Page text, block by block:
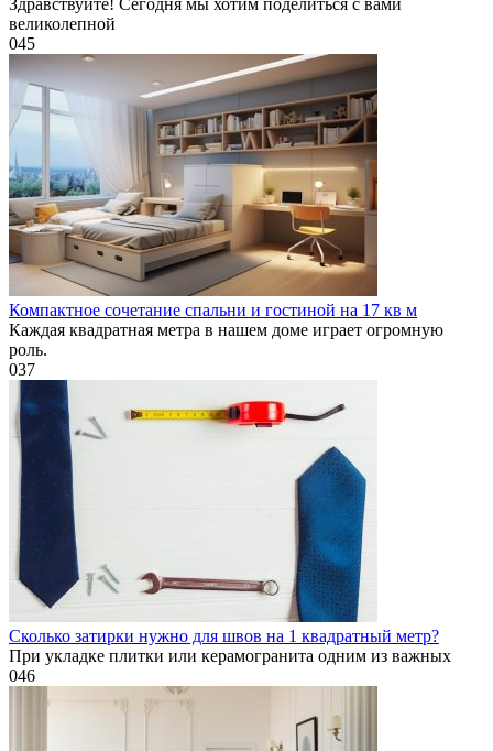
Здравствуйте! Сегодня мы хотим поделиться с вами
великолепной
045
Компактное сочетание спальни и гостиной на 17 кв м
Каждая квадратная метра в нашем доме играет огромную
роль.
037
Сколько затирки нужно для швов на 1 квадратный метр?
При укладке плитки или керамогранита одним из важных
046